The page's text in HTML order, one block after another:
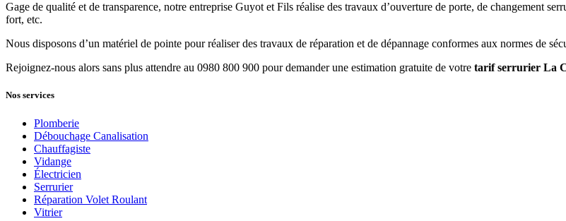
Gage de qualité et de transparence, notre entreprise Guyot et Fils réalise des travaux d’ouverture de porte, de changement
fort, etc.
Nous disposons d’un matériel de pointe pour réaliser des travaux de réparation et de dépannage conformes aux normes de
Rejoignez-nous alors sans plus attendre au 0980 800 900 pour demander une estimation gratuite de votre tarif serrurier La
Nos services
Plomberie
Débouchage Canalisation
Chauffagiste
Vidange
Électricien
Serrurier
Réparation Volet Roulant
Vitrier